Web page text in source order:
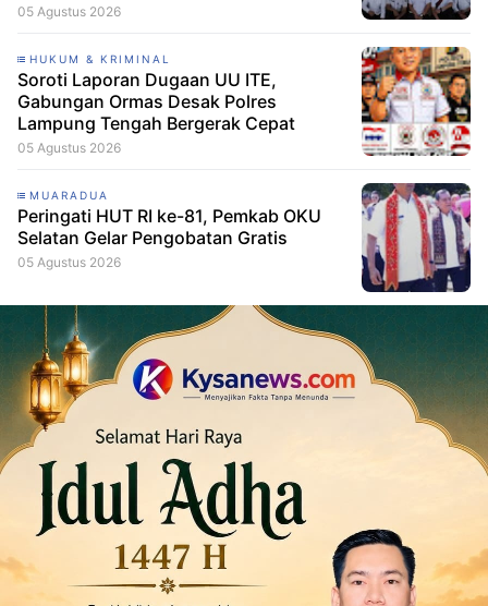
05 Agustus 2026
HUKUM & KRIMINAL
Soroti Laporan Dugaan UU ITE,
Gabungan Ormas Desak Polres
Lampung Tengah Bergerak Cepat
05 Agustus 2026
MUARADUA
Peringati HUT RI ke-81, Pemkab OKU
Selatan Gelar Pengobatan Gratis
05 Agustus 2026